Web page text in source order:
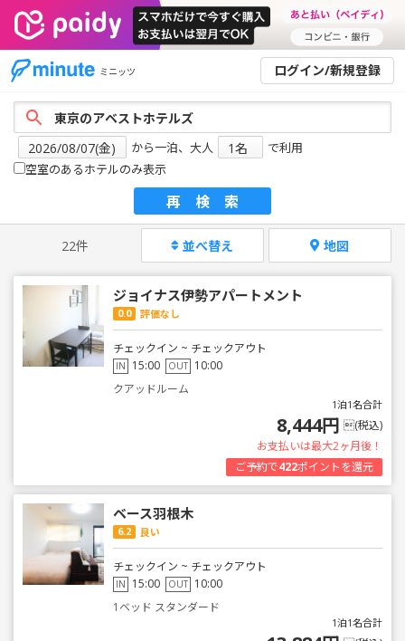
ミニッツ ログイン/新規登録
から一泊、大人
で利用
空室のあるホテルのみ表示
再検索
22件 並べ替え 地図
ジョイナス伊勢アパートメント
0.0 評価なし
チェックイン ~ チェックアウト
IN 15:00 OUT 10:00
クアッドルーム
1泊1名合計
8,444円 (税込)
お支払いは最大2ヶ月後！
ご予約で422ポイントを還元
ベース羽根木
6.2 良い
チェックイン ~ チェックアウト
IN 15:00 OUT 10:00
1ベッド スタンダード
1泊1名合計